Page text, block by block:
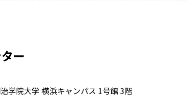
ー
学院大学 横浜キャンパス 1号館 3階